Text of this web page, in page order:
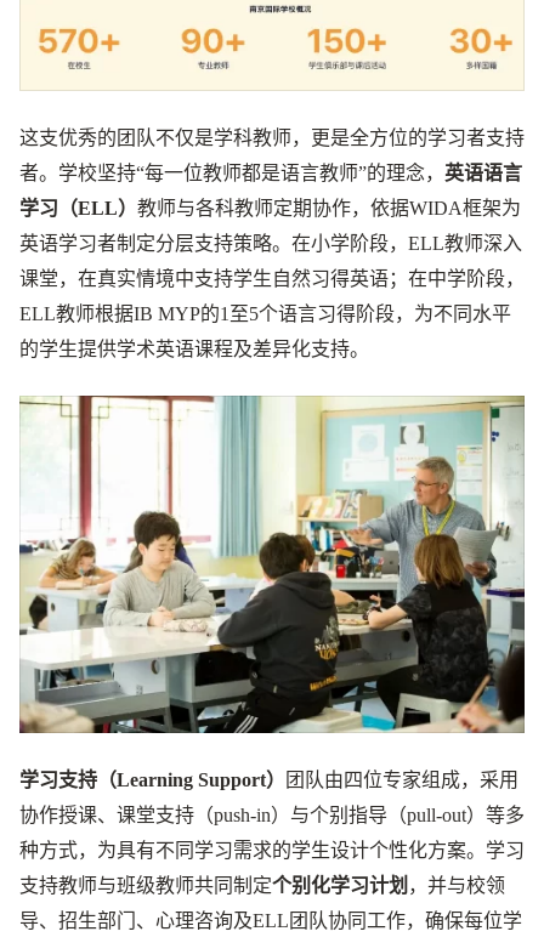
这支优秀的团队不仅是学科教师，更是全方位的学习者支持
者。学校坚持“每一位教师都是语言教师”的理念， 英语语言
学习（ELL） 教师与各科教师定期协作，依据WIDA框架为
英语学习者制定分层支持策略。在小学阶段，ELL教师深入
课堂，在真实情境中支持学生自然习得英语；在中学阶段，
ELL教师根据IB MYP的1至5个语言习得阶段，为不同水平
的学生提供学术英语课程及差异化支持。
学习支持（Learning Support）
团队由四位专家组成，采用
协作授课、课堂支持（push-in）与个别指导（pull-out）等多
种方式，为具有不同学习需求的学生设计个性化方案。学习
支持教师与班级教师共同制定个别化学习计划 ，并与校领
导、招生部门、心理咨询及ELL团队协同工作，确保每位学